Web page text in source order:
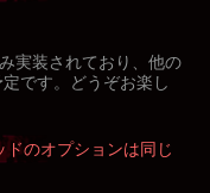
実装されており、他の
です。どうぞお楽し
のオプションは同じ